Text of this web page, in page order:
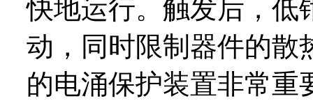
快地运行。触发后，低
动，同时限制器件的散
的电涌保护装置非常重